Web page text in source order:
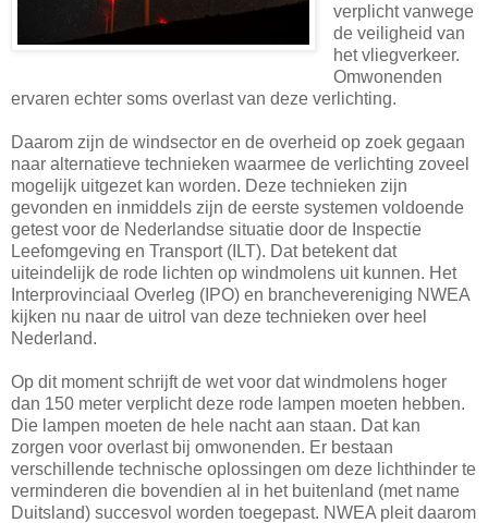
verplicht vanwege
de veiligheid van
het vliegverkeer.
Omwonenden
ervaren echter soms overlast van deze verlichting.
Daarom zijn de windsector en de overheid op zoek gegaan
naar alternatieve technieken waarmee de verlichting zoveel
mogelijk uitgezet kan worden. Deze technieken zijn
gevonden en inmiddels zijn de eerste systemen voldoende
getest voor de Nederlandse situatie door de Inspectie
Leefomgeving en Transport (ILT). Dat betekent dat
uiteindelijk de rode lichten op windmolens uit kunnen. Het
Interprovinciaal Overleg (IPO) en branchevereniging NWEA
kijken nu naar de uitrol van deze technieken over heel
Nederland.
Op dit moment schrijft de wet voor dat windmolens hoger
dan 150 meter verplicht deze rode lampen moeten hebben.
Die lampen moeten de hele nacht aan staan. Dat kan
zorgen voor overlast bij omwonenden. Er bestaan
verschillende technische oplossingen om deze lichthinder te
verminderen die bovendien al in het buitenland (met name
Duitsland) succesvol worden toegepast. NWEA pleit daarom